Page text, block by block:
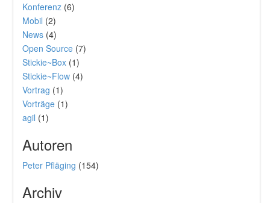
Konferenz (6)
Mobil (2)
News (4)
Open Source (7)
Stickie~Box (1)
Stickie~Flow (4)
Vortrag (1)
Vorträge (1)
agil (1)
Autoren
Peter Pfläging (154)
Archiv